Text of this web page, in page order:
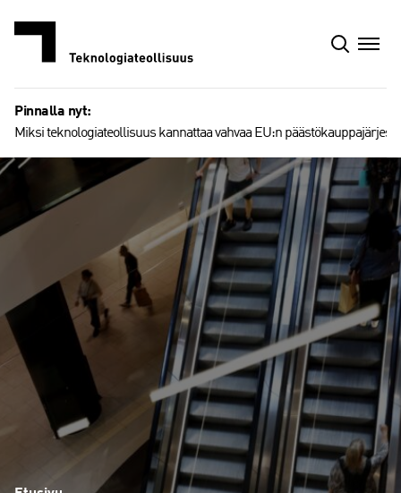
Pinnalla nyt:
Miksi teknologiateollisuus kannattaa vahvaa EU:n